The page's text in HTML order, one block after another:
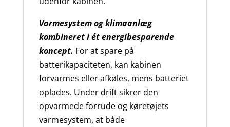
Varmesystem og klimaanlæg
kombineret i ét energibesparende
koncept. For at spare på
batterikapaciteten, kan kabinen
forvarmes eller afkøles, mens batteriet
oplades. Under drift sikrer den
opvarmede forrude og køretøjets
varmesystem, at både